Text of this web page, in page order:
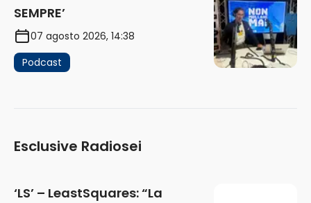
SEMPRE’
07 agosto 2026, 14:38
Podcast
Esclusive Radiosei
‘LS’ – LeastSquares: “La